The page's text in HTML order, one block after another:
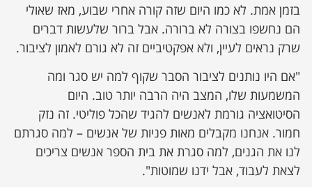
בזמן אמת. לא כמו היום שזה קורה אחרי שבוע, מאז שאולי
הם נחשפו בצורה לא ברורה. אבל ברור שלעשות דברים
שרק נראים לעיין, ולא אפקטיביים זה לא גורם לאמון לציבור.
"אם היו נותנים לציבור הסבר שקוף למה יש סגר ומה
המשמעות שלו, המצב היה הרבה יותר טוב. היום
הסיטואציה גורמת לאנשים להגיד שהכל פוליטי. זה נזק
חמור. אנחנו מקבלים מאות פניות של אנשים – למה סגרתם
לנו את הגנים, למה סגרת את בית הספר אנשים צריכים
לצאת לעבוד, אבל ידנו שמוטות".